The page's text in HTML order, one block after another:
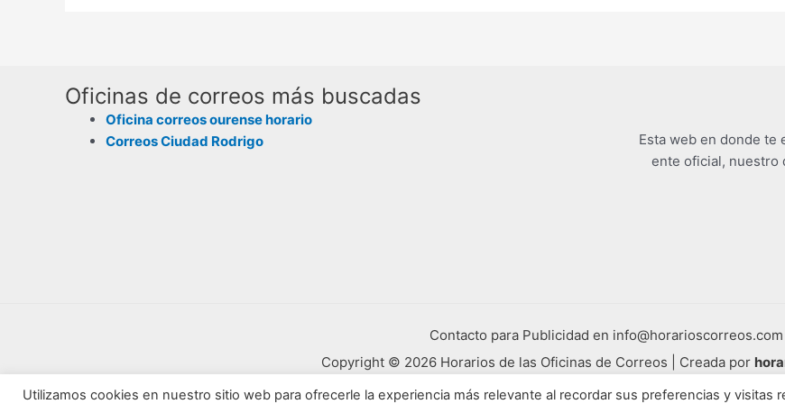
Oficinas de correos más buscadas
Oficina correos ourense horario
Correos Ciudad Rodrigo
Esta web en donde te
ente oficial, nuestro
Contacto para Publicidad en info@horarioscorreos.com
Copyright © 2026 Horarios de las Oficinas de Correos | Creada por
Mapa de nuestra web
Utilizamos cookies en nuestro sitio web para ofrecerle la experiencia más relevante al recordar sus preferencias y visitas